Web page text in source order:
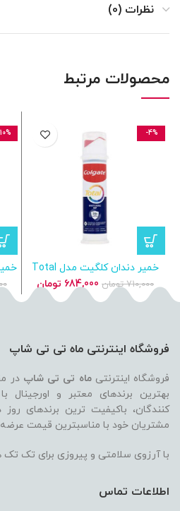
نظرات (0)
محصولات مرتبط
-4%
خمیر دندان کلگیت مدل Total
Whitening سفیدکننده روزانه
710,000 تومان قیمت
اصلی
684,000 تومان
فعلی
فروشگاه اینترنتی ماه تی تی شاپ
فروشگاه اینترنتیماه تی تی شاپ در
بهترین برندهای معتبر و
کنندگان، باکیفیت ترین برندهای
مشتریان خود با مناسبترین قیمت
با آرزوی سلامتی و پیروزی برای تک تک
اطلاعات تماس